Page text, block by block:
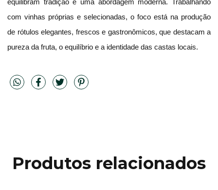
equilibram tradição e uma abordagem moderna. Trabalhando
com vinhas próprias e selecionadas, o foco está na produção
de rótulos elegantes, frescos e gastronômicos, que destacam a
pureza da fruta, o equilíbrio e a identidade das castas locais.
Produtos relacionados